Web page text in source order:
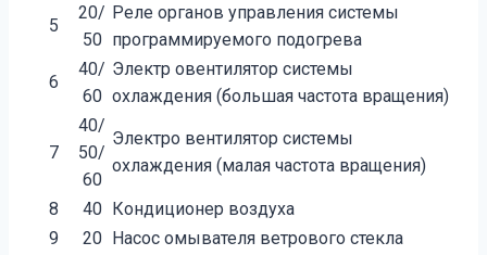
5
20/
50
Реле органов управления системы
программируемого подогрева
6
40/
60
Электр овентилятор системы
охлаждения (большая частота вращения)
7
40/
50/
60
Электро вентилятор системы
охлаждения (малая частота вращения)
8 40 Кондиционер воздуха
9
20 Насос омывателя ветрового стекла